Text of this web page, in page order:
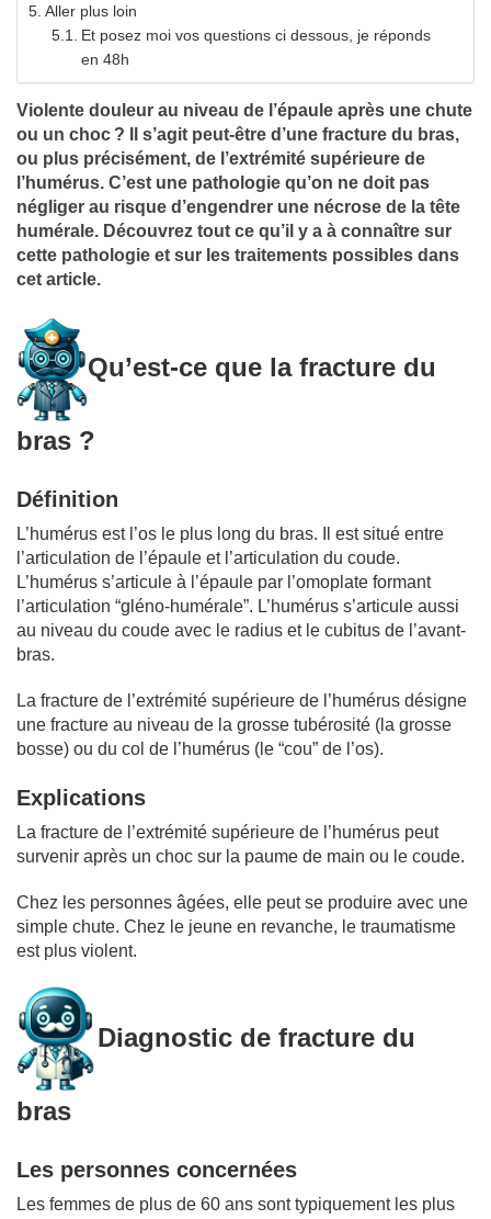
Aller plus loin
Et posez moi vos questions ci dessous, je réponds
en 48h
Violente douleur au niveau de l’épaule après une chute
ou un choc ? Il s’agit peut-être d’une fracture du bras,
ou plus précisément, de l’extrémité supérieure de
l’humérus. C’est une pathologie qu’on ne doit pas
négliger au risque d’engendrer une nécrose de la tête
humérale. Découvrez tout ce qu’il y a à connaître sur
cette pathologie et sur les traitements possibles dans
cet article.
Qu’est-ce que la fracture du
bras ?
Définition
L’humérus est l’os le plus long du bras. Il est situé entre
l’articulation de l’épaule et l’articulation du coude.
L’humérus s’articule à l’épaule par l’omoplate formant
l’articulation “gléno-humérale”. L’humérus s’articule aussi
au niveau du coude avec le radius et le cubitus de l’avant-
bras.
La fracture de l’extrémité supérieure de l’humérus désigne
une fracture au niveau de la grosse tubérosité (la grosse
bosse) ou du col de l’humérus (le “cou” de l’os).
Explications
La fracture de l’extrémité supérieure de l’humérus peut
survenir après un choc sur la paume de main ou le coude.
Chez les personnes âgées, elle peut se produire avec une
simple chute. Chez le jeune en revanche, le traumatisme
est plus violent.
Diagnostic de fracture du
bras
Les personnes concernées
Les femmes de plus de 60 ans sont typiquement les plus